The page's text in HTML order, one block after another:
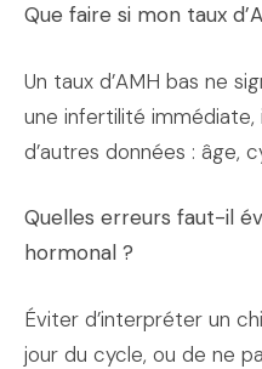
Que faire si mon taux
Un taux d’AMH bas ne
une infertilité
d’autres données : âge,
Quelles erreurs faut-il
hormonal ?
Éviter d’interpréter un
jour du cycle, ou de ne